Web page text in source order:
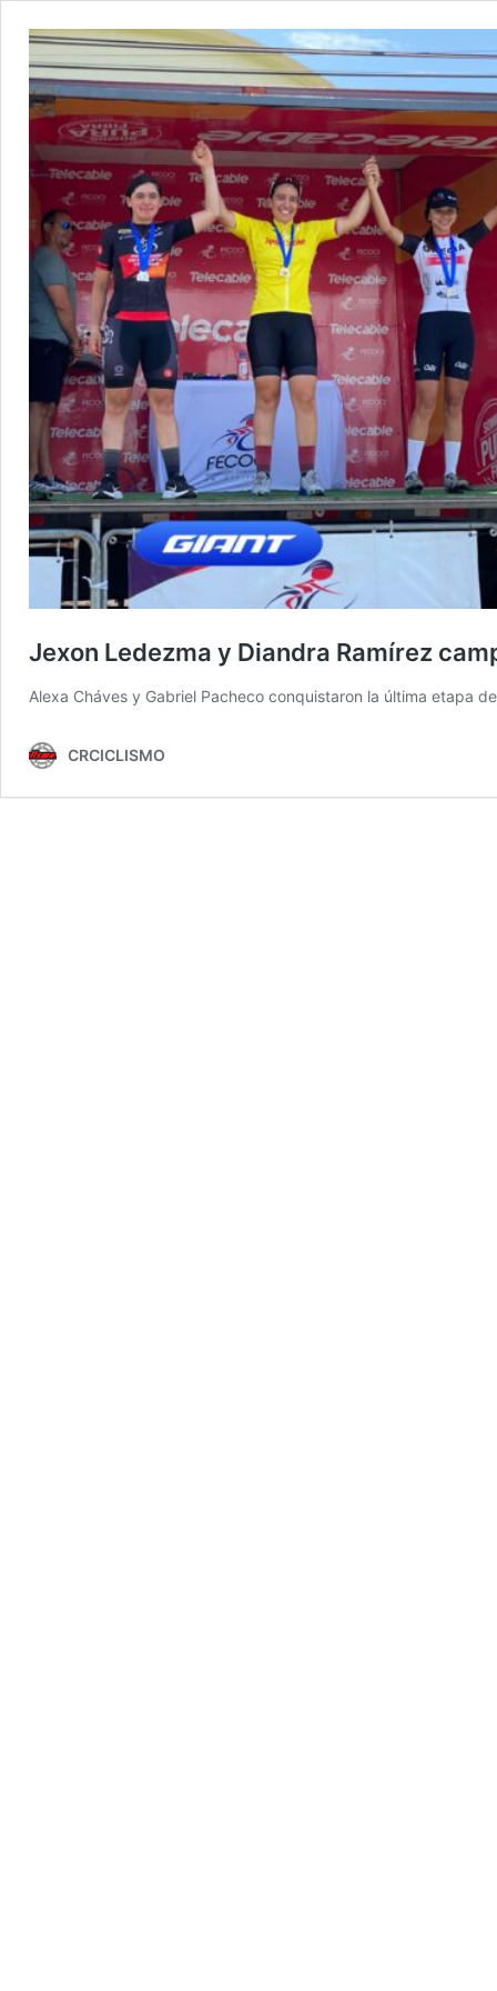
Jexon Ledezma y Diandra Ramírez
Alexa Cháves y Gabriel Pacheco conquistaron la última etapa
CRCICLISMO